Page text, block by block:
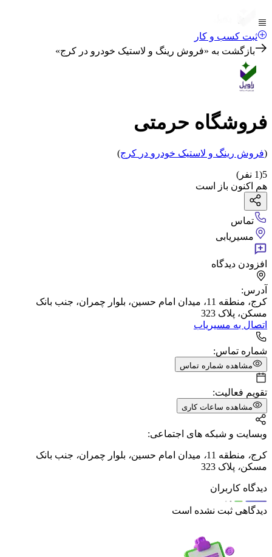
ثبت کسب و کار
بازگشت به «فروش رینگ و لاستیک خودرو در کرج»
فروشگاه حرمتی
(فروش رینگ و لاستیک خودرو در کرج)
5
(
1 نفر)
هم اکنون باز است
تماس
مسیریابی
افزودن دیدگاه
آدرس:
کرج، منطقه 11، میدان امام حسین، بلوار چمران، جنب بانک
مسکن، پلاک 323
اتصال به مسیریاب
شماره تماس:
مشاهده شماره تماس
تقویم فعالیت:
مشاهده ساعات کاری
وبسایت و شبکه های اجتماعی:
کرج، منطقه 11 ، میدان امام حسین، بلوار چمران، جنب بانک
مسکن، پلاک 323
دیدگاه کاربران
دیدگاهی ثبت نشده است